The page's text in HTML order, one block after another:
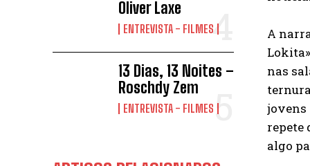
Oliver Laxe
ENTREVISTA - FILMES
13 Dias, 13 Noites –
Roschdy Zem
ENTREVISTA - FILMES
A
nas
jovens
repete
algo